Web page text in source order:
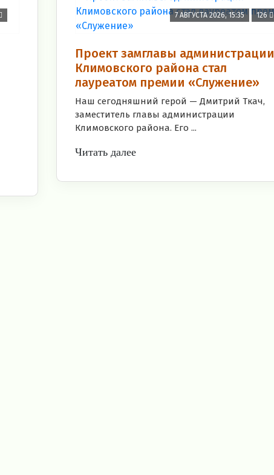
7 АВГУСТА 2026, 15:35 126
Проект замглавы администрации
Климовского района стал
лауреатом премии «Служение»
Наш сегодняшний герой — Дмитрий Ткач,
заместитель главы администрации
Климовского района. Его ...
Читать далее